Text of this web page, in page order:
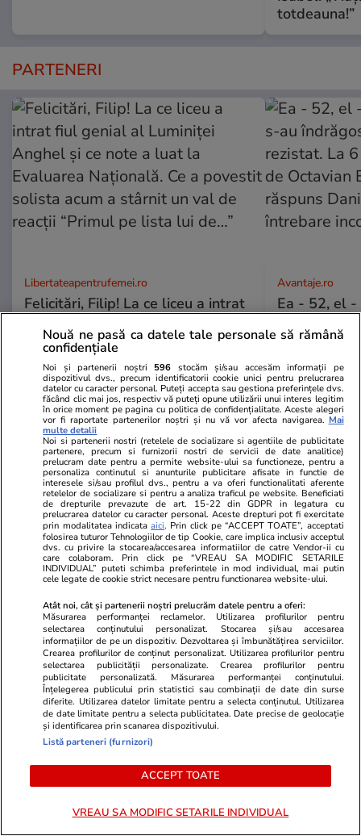
totdeauna!”
PARTENERI
Libertateapentrufemei.ro
Felicitări, Filip! La ce liceu a intrat
ce note a luat la Evaluarea
Națională. Ce a povestit solista
acum a stârnit un val de reacții
“Primul pe lista lui de…”
Avantaje.ro
Ea - 52, el -
rezistat. La
cum a
întrebare
ȘTIRI ROMÂNIA
Știri România 23 iul.
Ilie Bolojan, despre criza
posturilor din sănătate:
„Spitalele cu cheltuieli de
personal peste media națională
trebuie depunctate când cer
creșteri de personal”. A
prezentat un grafic
Politică 23 iul.
Răspunsul premierului Ilie
Bolojan, întrebat dacă este
pregătit să asigure interimatul
la Guvern până la finalul anului
Nouă ne pasă ca datele tale personale să rămână
confidențiale
Noi și partenerii noștri 596 stocăm și/sau accesăm informații pe
dispozitivul dvs., precum identificatorii cookie unici pentru prelucrarea
datelor cu caracter personal. Puteți accepta sau gestiona preferințele dvs.
făcând clic mai jos, respectiv vă puteți opune utilizării unui interes legitim
în orice moment pe pagina cu politica de confidențialitate. Aceste alegeri
vor fi raportate partenerilor noștri și nu vă vor afecta navigarea. Mai
multe detalii
Noi si partenerii nostri (retelele de socializare si agentiile de publicitate
partenere, precum si furnizorii nostri de servicii de date analitice)
prelucram date pentru a permite website-ului sa functioneze, pentru a
personaliza continutul si anunturile publicitare afisate in functie de
interesele si/sau profilul dvs., pentru a va oferi functionalitati aferente
retelelor de socializare si pentru a analiza traficul pe website. Beneficiati
de drepturile prevazute de art. 15-22 din GDPR in legatura cu
prelucrarea datelor cu caracter personal. Aceste drepturi pot fi exercitate
prin modalitatea indicataaici. Prin click pe “ACCEPT TOATE”, acceptati
folosirea tuturor Tehnologiilor de tip Cookie, care implica inclusiv acceptul
dvs. cu privire la stocarea/accesarea informatiilor de catre Vendor-ii cu
care colaboram. Prin click pe “VREAU SA MODIFIC SETARILE
INDIVIDUAL” puteti schimba preferintele in mod individual, mai putin
cele legate de cookie strict necesare pentru functionarea website-ului.
Atât noi, cât și partenerii noștri prelucrăm datele pentru a oferi:
Măsurarea performanței reclamelor. Utilizarea profilurilor pentru
selectarea conținutului personalizat. Stocarea și/sau accesarea
informațiilor de pe un dispozitiv. Dezvoltarea și îmbunătățirea serviciilor.
Crearea profilurilor de conținut personalizat. Utilizarea profilurilor pentru
selectarea publicității personalizate. Crearea profilurilor pentru
publicitate personalizată. Măsurarea performanței conținutului.
Înțelegerea publicului prin statistici sau combinații de date din surse
diferite. Utilizarea datelor limitate pentru a selecta conținutul. Utilizarea
de date limitate pentru a selecta publicitatea. Date precise de geolocație
și identificarea prin scanarea dispozitivului.
Listă parteneri (furnizori)
ACCEPT TOATE
VREAU SA MODIFIC SETARILE INDIVIDUAL